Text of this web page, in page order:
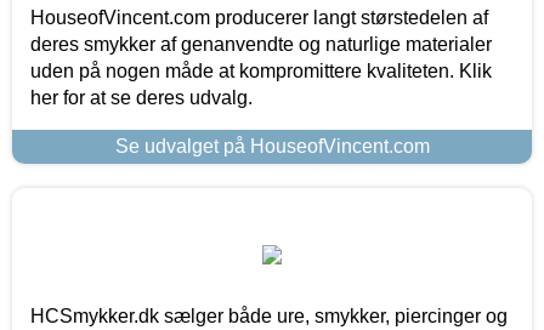
HouseofVincent.com producerer langt størstedelen af
deres smykker af genanvendte og naturlige materialer
uden på nogen måde at kompromittere kvaliteten. Klik
her for at se deres udvalg.
Se udvalget på HouseofVincent.com
HCSmykker.dk sælger både ure, smykker, piercinger og